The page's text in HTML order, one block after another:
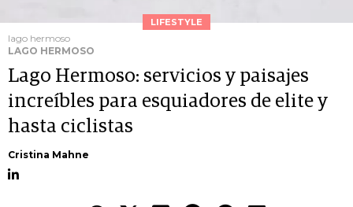
LIFESTYLE
lago hermoso
LAGO HERMOSO
Lago Hermoso: servicios y paisajes
increíbles para esquiadores de elite y
hasta ciclistas
Cristina Mahne